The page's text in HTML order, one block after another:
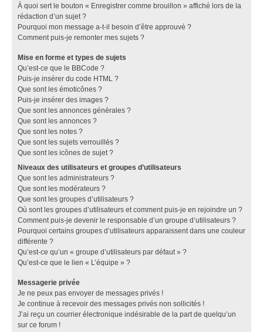
À quoi sert le bouton « Enregistrer comme brouillon » affiché lors de la
rédaction d’un sujet ?
Pourquoi mon message a-t-il besoin d’être approuvé ?
Comment puis-je remonter mes sujets ?
Mise en forme et types de sujets
Qu’est-ce que le BBCode ?
Puis-je insérer du code HTML ?
Que sont les émoticônes ?
Puis-je insérer des images ?
Que sont les annonces générales ?
Que sont les annonces ?
Que sont les notes ?
Que sont les sujets verrouillés ?
Que sont les icônes de sujet ?
Niveaux des utilisateurs et groupes d’utilisateurs
Que sont les administrateurs ?
Que sont les modérateurs ?
Que sont les groupes d’utilisateurs ?
Où sont les groupes d’utilisateurs et comment puis-je en rejoindre un ?
Comment puis-je devenir le responsable d’un groupe d’utilisateurs ?
Pourquoi certains groupes d’utilisateurs apparaissent dans une couleur
différente ?
Qu’est-ce qu’un « groupe d’utilisateurs par défaut » ?
Qu’est-ce que le lien « L’équipe » ?
Messagerie privée
Je ne peux pas envoyer de messages privés !
Je continue à recevoir des messages privés non sollicités !
J’ai reçu un courrier électronique indésirable de la part de quelqu’un
sur ce forum !